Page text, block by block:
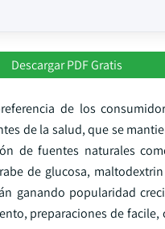
Descargar PDF Gratis
de los
de la salud, que se
de fuentes naturales
de glucosa,
ganando popularidad
preparaciones de facile,